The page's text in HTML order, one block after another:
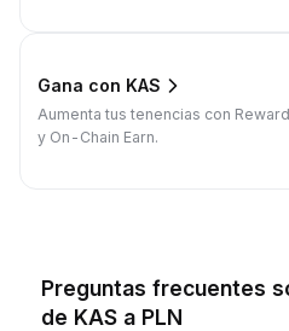
Gana con KAS
Aumenta tus tenencias con
y On-Chain Earn.
Preguntas frecuentes
de KAS a PLN